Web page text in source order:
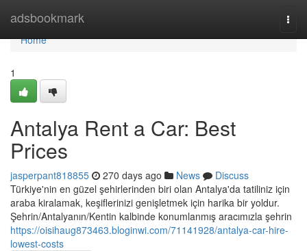
adsbookmark
Home
Home
1
Antalya Rent a Car: Best
Prices
jasperpant818855 270 days ago News
Discuss
Türkiye'nin en güzel şehirlerinden biri olan Antalya'da tatiliniz için
araba kiralamak, keşiflerinizi genişletmek için harika bir yoldur.
Şehrin/Antalyanın/Kentin kalbinde konumlanmış aracımızla şehrin
https://oisihaug873463.bloginwi.com/71141928/antalya-car-hire-
lowest-costs